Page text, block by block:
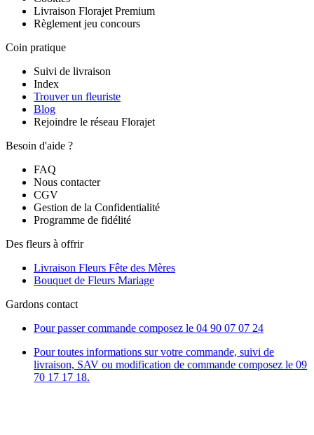
Livraison Florajet Premium
Règlement jeu concours
Coin pratique
Suivi de livraison
Index
Trouver un fleuriste
Blog
Rejoindre le réseau Florajet
Besoin d'aide ?
FAQ
Nous contacter
CGV
Gestion de la Confidentialité
Programme de fidélité
Des fleurs à offrir
Livraison Fleurs Fête des Mères
Bouquet de Fleurs Mariage
Gardons contact
Pour passer commande composez le 04 90 07 07 24
Pour toutes informations sur votre commande, suivi de
livraison, SAV ou modification de commande composez le 09
70 17 17 18.